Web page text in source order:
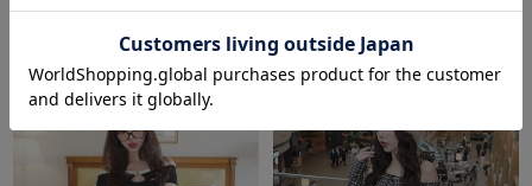
sweat
￥22,000